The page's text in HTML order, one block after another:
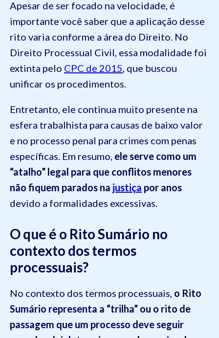
Apesar de ser focado na velocidade, é
importante você saber que a aplicação desse
rito varia conforme a área do Direito. No
Direito Processual Civil, essa modalidade foi
extinta pelo CPC de 2015 , que buscou
unificar os procedimentos.
Entretanto, ele continua muito presente na
esfera trabalhista para causas de baixo valor
e no processo penal para crimes com penas
específicas. Em resumo, ele serve como um
“atalho” legal para que conflitos menores
não fiquem parados na justiça por anos
devido a formalidades excessivas.
O que é o Rito Sumário no
contexto dos termos
processuais?
No contexto dos termos processuais, o Rito
Sumário representa a “trilha” ou o rito de
passagem que um processo deve seguir